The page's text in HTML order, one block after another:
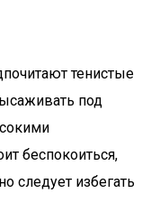
тенистые
под
беспокоиться,
следует избегать